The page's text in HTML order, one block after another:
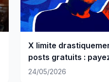
X limite
posts gratuits :
taisez-vous
24/05/2026